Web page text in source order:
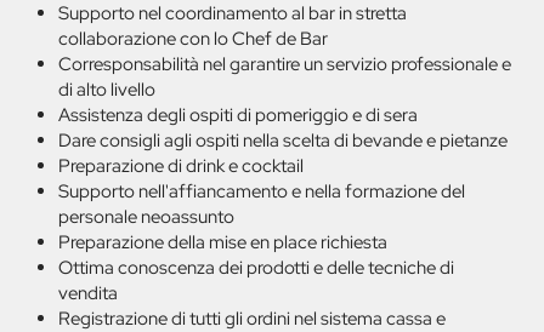
Supporto nel coordinamento al bar in stretta
collaborazione con lo Chef de Bar
Corresponsabilità nel garantire un servizio professionale e
di alto livello
Assistenza degli ospiti di pomeriggio e di sera
Dare consigli agli ospiti nella scelta di bevande e pietanze
Preparazione di drink e cocktail
Supporto nell'affiancamento e nella formazione del
personale neoassunto
Preparazione della mise en place richiesta
Ottima conoscenza dei prodotti e delle tecniche di
vendita
Registrazione di tutti gli ordini nel sistema cassa e